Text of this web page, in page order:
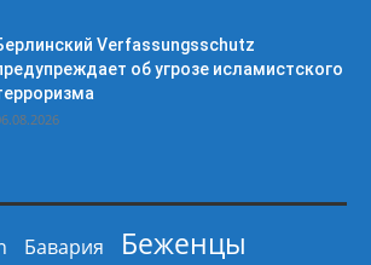
Verfassungsschutz
об угрозе исламистского
Бавария
Беженцы